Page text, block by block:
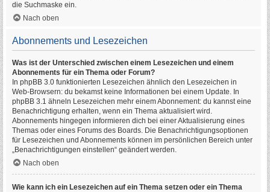
die Suchmaske ein.
Nach oben
Abonnements und Lesezeichen
Was ist der Unterschied zwischen einem Lesezeichen und einem
Abonnements für ein Thema oder Forum?
In phpBB 3.0 funktionierten Lesezeichen ähnlich den Lesezeichen in
Web-Browsern: du bekamst keine Informationen bei einem Update. In
phpBB 3.1 ähneln Lesezeichen mehr einem Abonnement: du kannst eine
Benachrichtigung erhalten, wenn ein Thema aktualisiert wird.
Abonnements hingegen informieren dich bei einer Aktualisierung eines
Themas oder eines Forums des Boards. Die Benachrichtigungsoptionen
für Lesezeichen und Abonnements können im persönlichen Bereich unter
„Benachrichtigungen einstellen“ geändert werden.
Nach oben
Wie kann ich ein Lesezeichen auf ein Thema setzen oder ein Thema